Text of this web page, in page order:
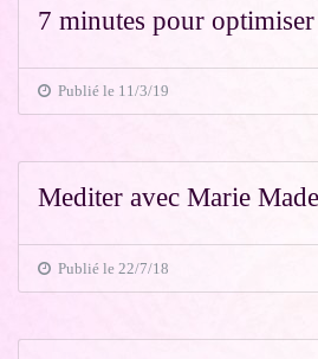
7 minutes pour
Publié le 11/3/19
Mediter avec Marie
Publié le 22/7/18